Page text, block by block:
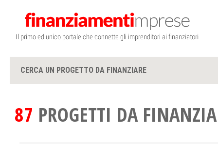
CERCA UN PROGETTO DA FINANZIARE
87 PROGETTI DA